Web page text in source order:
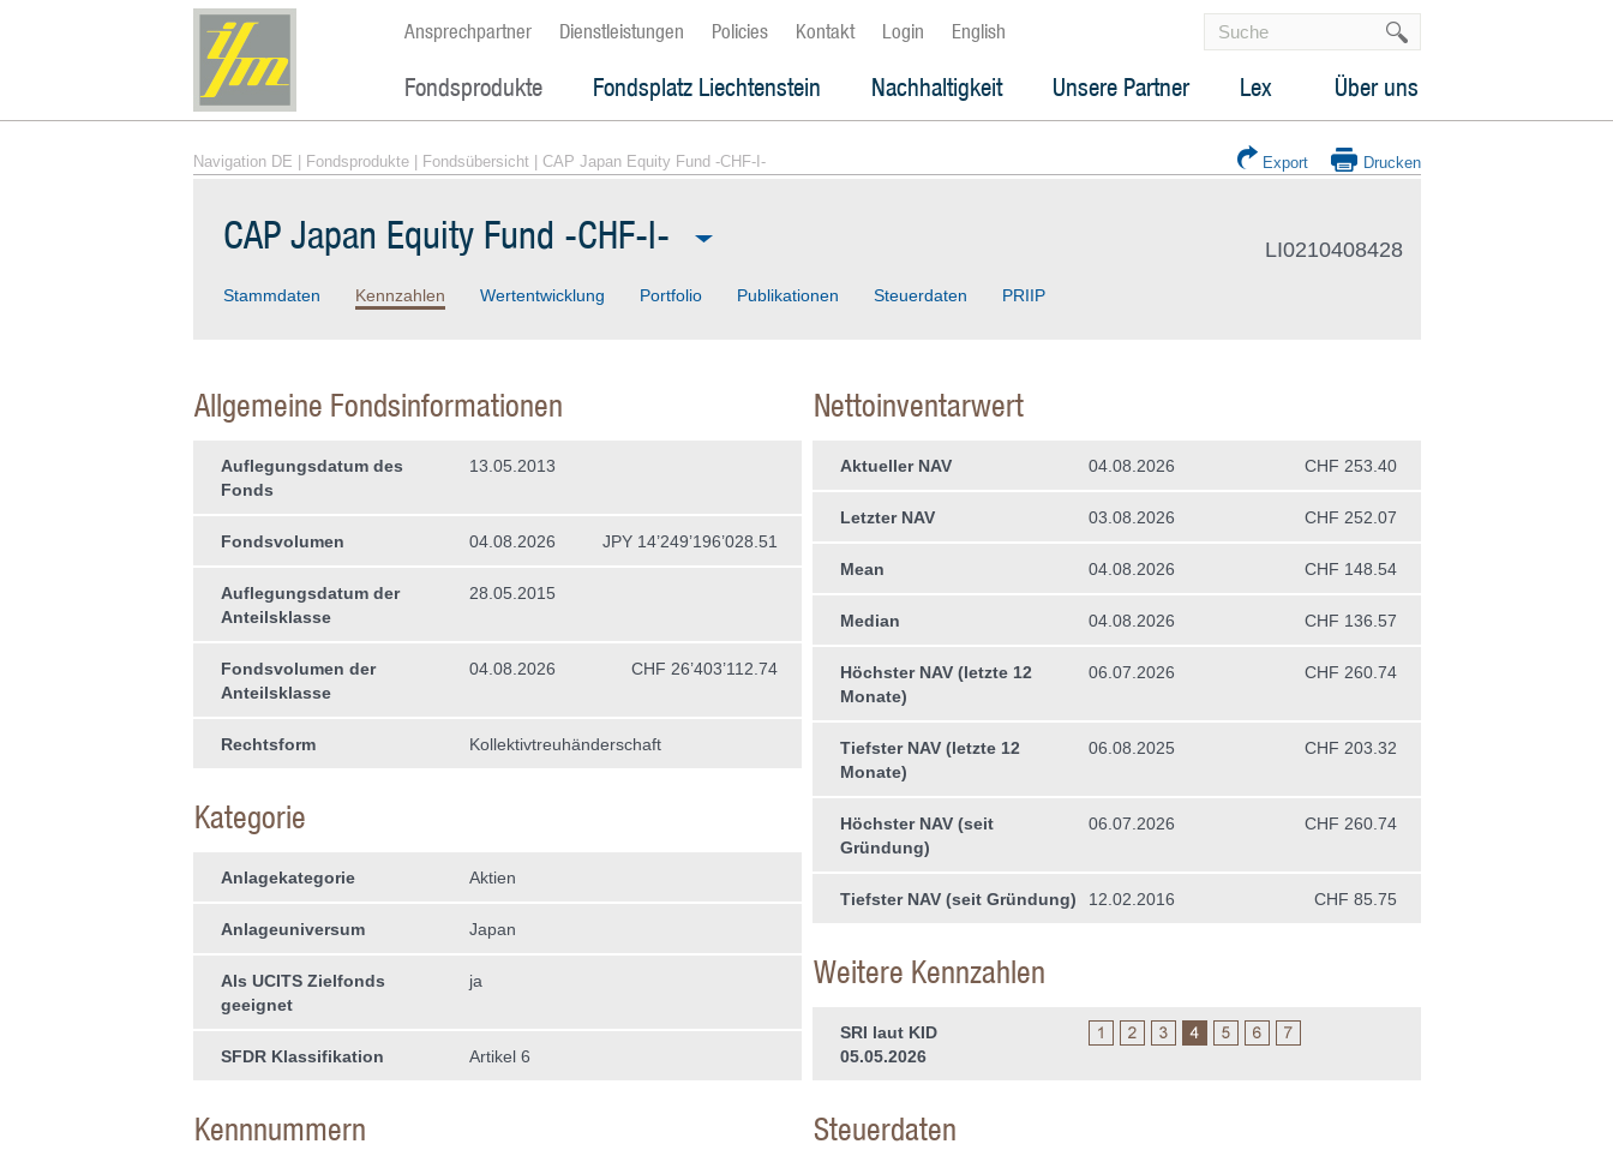
Ansprechpartner Dienstleistungen Policies Kontakt Login English
Fondsprodukte Fondsplatz Liechtenstein Nachhaltigkeit Unsere Partner Lex Über uns
Navigation DE Fondsprodukte| Fondsübersicht| CAP Japan Equity Fund -CHF-I- Export Drucken
CAP Japan Equity Fund -CHF-I- LI0210408428
Stammdaten Kennzahlen Wertentwicklung Portfolio Publikationen Steuerdaten PRIIP
Allgemeine Fondsinformationen
Auflegungsdatum des
Fonds
13.05.2013
Fondsvolumen 04.08.2026 JPY 14’249’196’028.51
Auflegungsdatum der
Anteilsklasse
28.05.2015
Fondsvolumen der
Anteilsklasse
04.08.2026 CHF 26’403’112.74
Rechtsform Kollektivtreuhän­derschaft
Kategorie
Anlagekategorie Aktien
Anlageuniversum Japan
Als UCITS Zielfonds
geeignet
ja
SFDR Klassifikation Artikel 6
Kennnummern
Nettoinventarwert
Aktueller NAV 04.08.2026 CHF 253.40
Letzter NAV 03.08.2026 CHF 252.07
Mean 04.08.2026 CHF 148.54
Median 04.08.2026 CHF 136.57
Höchster NAV (letzte 12
Monate)
06.07.2026 CHF 260.74
Tiefster NAV (letzte 12
Monate)
06.08.2025 CHF 203.32
Höchster NAV (seit
Gründung)
06.07.2026 CHF 260.74
Tiefster NAV (seit Gründung) 12.02.2016 CHF 85.75
Weitere Kennzahlen
SRI laut KID
05.05.2026
Steuerdaten